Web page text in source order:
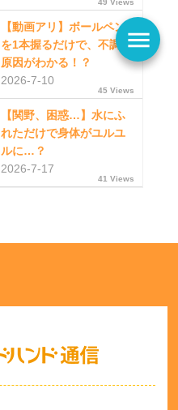
49 Views
【動画アリ】ボールペン
を1本握るだけで、不調の
原因がわかる！？
2026-7-10
45 Views
【関野、困惑…】水にふ
れただけで身体がユルユ
ルに…？
2026-7-17
41 Views
menu